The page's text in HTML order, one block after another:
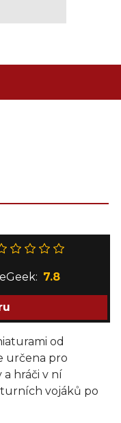
7.8
od
určena pro
hráči v ní
vojáků po